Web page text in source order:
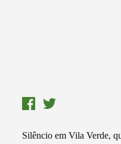
Silêncio em Vila Verde,